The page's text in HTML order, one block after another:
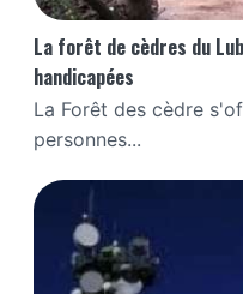
La forêt de cèdres du
handicapées
La Forêt des cèdre
personnes...